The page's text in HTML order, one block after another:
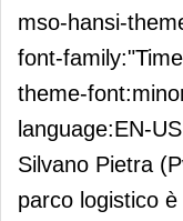
mso-hansi-
font-
theme-
language:EN-
Silvano Pietra
parco logistico